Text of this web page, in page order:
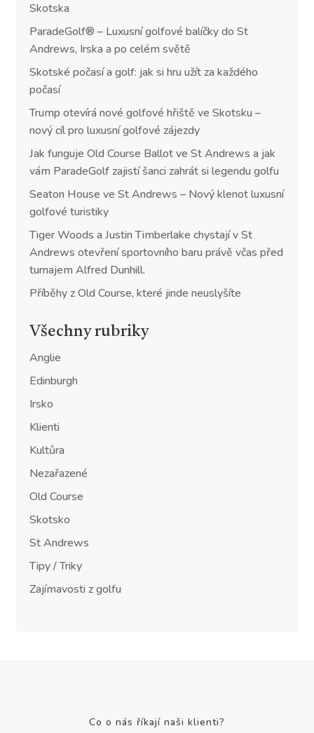
Skotska
ParadeGolf® – Luxusní golfové balíčky do St
Andrews, Irska a po celém světě
Skotské počasí a golf: jak si hru užít za každého
počasí
Trump otevírá nové golfové hřiště ve Skotsku –
nový cíl pro luxusní golfové zájezdy
Jak funguje Old Course Ballot ve St Andrews a jak
vám ParadeGolf zajistí šanci zahrát si legendu golfu
Seaton House ve St Andrews – Nový klenot luxusní
golfové turistiky
Tiger Woods a Justin Timberlake chystají v St
Andrews otevření sportovního baru právě včas před
turnajem Alfred Dunhill.
Příběhy z Old Course, které jinde neuslyšíte
Všechny rubriky
Anglie
Edinburgh
Irsko
Klienti
Kultůra
Nezařazené
Old Course
Skotsko
St Andrews
Tipy / Triky
Zajímavosti z golfu
Co o nás říkají naši klienti?